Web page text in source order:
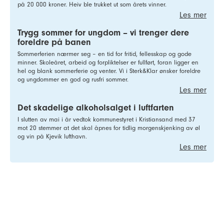
på 20 000 kroner. Heiv ble trukket ut som årets vinner.
Les mer
Trygg sommer for ungdom – vi trenger dere
foreldre på banen
Sommerferien nærmer seg – en tid for fritid, fellesskap og gode
minner. Skoleåret, arbeid og forpliktelser er fullført, foran ligger en
hel og blank sommerferie og venter. Vi i Sterk&Klar ønsker foreldre
og ungdommer en god og rusfri sommer.
Les mer
Det skadelige alkoholsalget i luftfarten
I slutten av mai i år vedtok kommunestyret i Kristiansand med 37
mot 20 stemmer at det skal åpnes for tidlig morgenskjenking av øl
og vin på Kjevik lufthavn.
Les mer